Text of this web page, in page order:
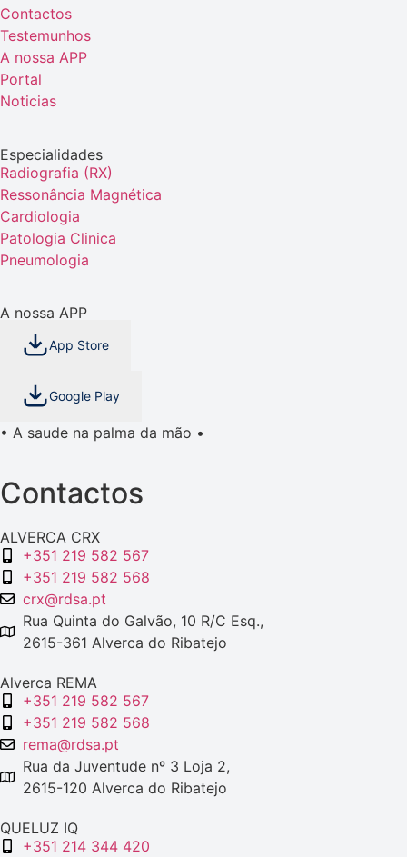
Contactos
Testemunhos
A nossa APP
Portal
Noticias
Especialidades
Radiografia (RX)
Ressonância Magnética
Cardiologia
Patologia Clinica
Pneumologia
A nossa APP
App Store
Google Play
• A saude na palma da mão •
Contactos
ALVERCA CRX
+351 219 582 567
+351 219 582 568
crx@rdsa.pt
Rua Quinta do Galvão, 10 R/C Esq.,
2615-361 Alverca do Ribatejo
Alverca REMA
+351 219 582 567
+351 219 582 568
rema@rdsa.pt
Rua da Juventude nº 3 Loja 2,
2615-120 Alverca do Ribatejo
QUELUZ IQ
+351 214 344 420